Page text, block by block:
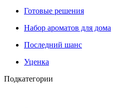
Готовые решения
Набор ароматов для дома
Последний шанс
Уценка
Подкатегории